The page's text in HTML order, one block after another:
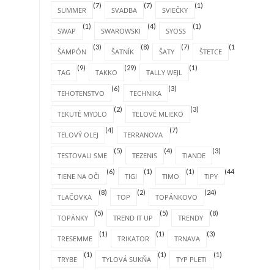
SUMMER
(7)
SVADBA
(7)
SVIEČKY
(1)
SWAP
(1)
SWAROWSKI
(4)
SYOSS
(1)
ŠAMPÓN
(3)
ŠATNÍK
(8)
ŠATY
(7)
ŠTETCE
(1)
TAG
(9)
TAKKO
(29)
TALLY WEJL
(1)
TEHOTENSTVO
(6)
TECHNIKA
(3)
TEKUTÉ MYDLO
(2)
TELOVÉ MLIEKO
(3)
TELOVÝ OLEJ
(4)
TERRANOVA
(7)
TESTOVALI SME
(5)
TEZENIS
(4)
TIANDE
(3)
TIENE NA OČI
(6)
TIGI
(1)
TIMO
(1)
TIPY
(44)
TLAČOVKA
(8)
TOP
(2)
TOPÁNKOVO
(24)
TOPÁNKY
(5)
TREND IT UP
(5)
TRENDY
(8)
TRESEMME
(1)
TRIKATOR
(1)
TRNAVA
(3)
TRYBE
(1)
TYLOVÁ SUKŇA
(1)
TYP PLETI
(1)